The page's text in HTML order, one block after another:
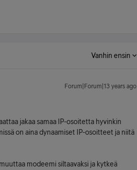
Vanhin ensin
Forum|Forum|13 years ago
jakaa samaa IP-osoitetta hyvinkin
on aina dynaamiset IP-osoitteet ja niitä
modeemi siltaavaksi ja kytkeä